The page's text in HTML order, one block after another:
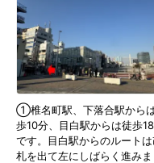
①椎名町駅、下落合駅から
歩10分、目白駅からは徒歩
です。目白駅からのルートは
札を出て左にしばらく進みま